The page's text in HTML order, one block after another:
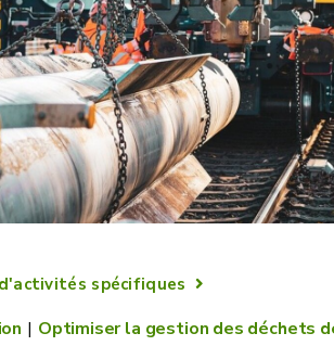
spécifiques
Optimiser la gestion des déchets